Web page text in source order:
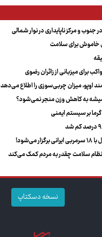
جنوب و مرکز ناپایداری در نوار شمالی
خاموش برای سلامت
برای میزبانی از زائران رضوی
میزان چربی‌سوزی را اطلاع می‌دهد
به کاهش وزن منجر نمی‌شود؟
می‌شود!
سلامت چقدر به مردم کمک می‌کند
نسخه دسکتاپ